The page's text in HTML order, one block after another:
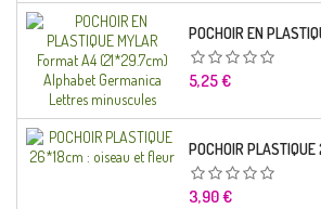
Prix
5,25 €
Prix
3,90 €